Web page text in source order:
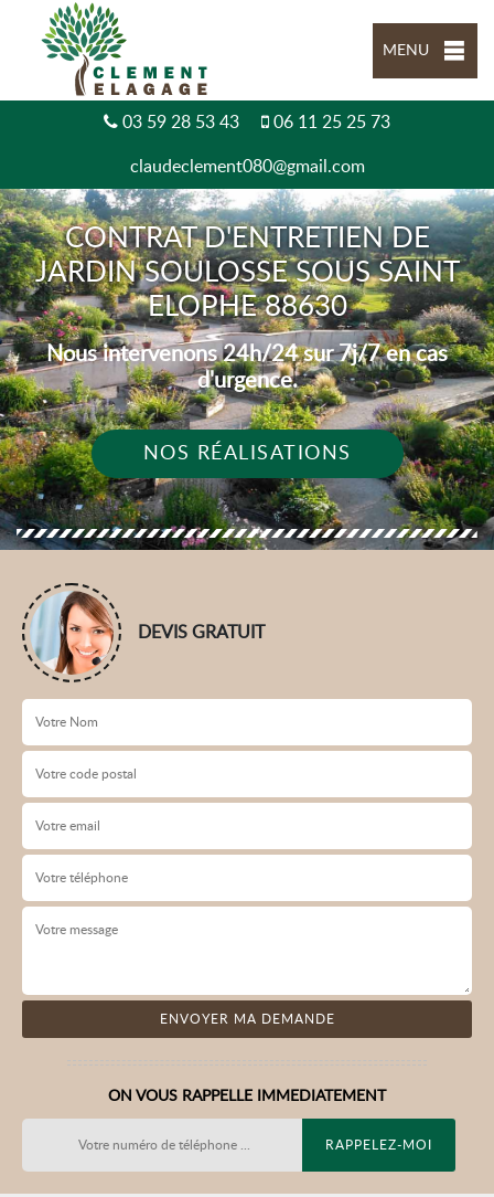
MENU
03 59 28 53 43 06 11 25 25 73
claudeclement080@gmail.com
CONTRAT D'ENTRETIEN DE
JARDIN SOULOSSE SOUS SAINT
ELOPHE 88630
Nous intervenons 24h/24 sur 7j/7 en cas
d'urgence.
NOS RÉALISATIONS
DEVIS GRATUIT
ON VOUS RAPPELLE IMMEDIATEMENT